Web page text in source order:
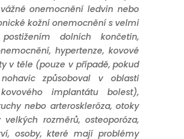
onemocnění ledvin nebo
kožní onemocnění s velmi
dolních končetin,
hypertenze, kovové
v těle (pouze v případě, pokud
způsoboval v oblasti
implantátu bolest),
nebo arteroskleróza, otoky
rozměrů, osteoporóza,
osoby, které mají problémy